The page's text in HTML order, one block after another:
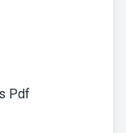
Pdf